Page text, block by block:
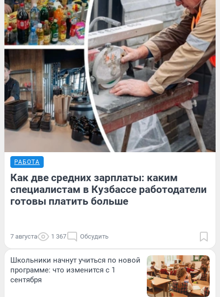
РАБОТА
Как две средних зарплаты: каким
специалистам в Кузбассе работодатели
готовы платить больше
7 августа 1 367 Обсудить
Школьники начнут учиться по новой
программе: что изменится с 1
сентября